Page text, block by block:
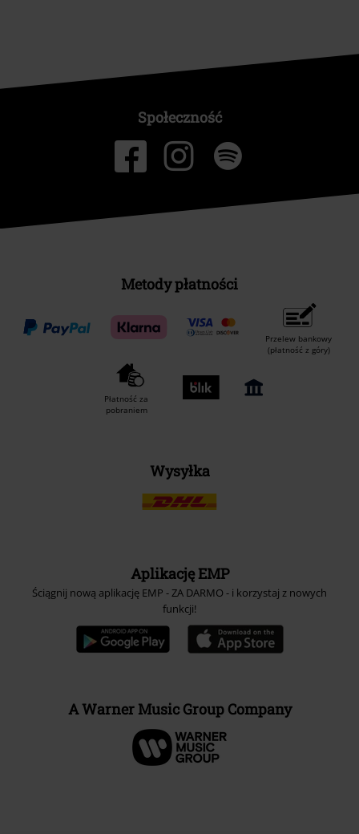
Społeczność
Metody płatności
Przelew bankowy
(płatność z góry)
Płatność za
pobraniem
Wysyłka
Aplikację EMP
Ściągnij nową aplikację EMP - ZA DARMO - i korzystaj z nowych
funkcji!
A Warner Music Group Company